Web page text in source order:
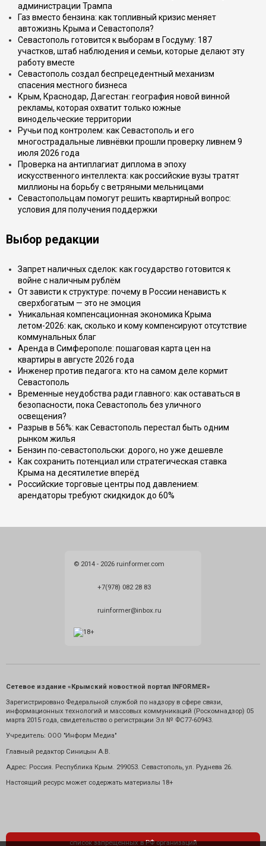
администрации Трампа
Газ вместо бензина: как топливный кризис меняет
автожизнь Крыма и Севастополя?
Севастополь готовится к выборам в Госдуму: 187
участков, штаб наблюдения и семьи, которые делают эту
работу вместе
Севастополь создал беспрецедентный механизм
спасения местного бизнеса
Крым, Краснодар, Дагестан: география новой винной
рекламы, которая охватит только южные
винодельческие территории
Ручьи под контролем: как Севастополь и его
многострадальные ливнёвки прошли проверку ливнем 9
июля 2026 года
Проверка на антиплагиат диплома в эпоху
искусственного интеллекта: как российские вузы тратят
миллионы на борьбу с ветряными мельницами
Севастопольцам помогут решить квартирный вопрос:
условия для получения поддержки
Выбор редакции
Запрет наличных сделок: как государство готовится к
войне с наличным рублём
От зависти к структуре: почему в России ненависть к
сверхбогатым — это не эмоция
Уникальная компенсационная экономика Крыма
летом-2026: как, сколько и кому компенсируют отсутствие
коммунальных благ
Аренда в Симферополе: пошаговая карта цен на
квартиры в августе 2026 года
Инженер против педагога: кто на самом деле кормит
Севастополь
Временные неудобства ради главного: как оставаться в
безопасности, пока Севастополь без уличного
освещения?
Разрыв в 56%: как Севастополь перестал быть одним
рынком жилья
Бензин по-севастопольски: дорого, но уже дешевле
Как сохранить потенциал или стратегическая ставка
Крыма на десятилетие вперёд
Российские торговые центры под давлением:
арендаторы требуют скидкидок до 60%
© 2014 - 2026 ruinformer.com
+7(978) 082 28 83
ruinformer@inbox.ru
Сетевое издание «Крымский новостной портал INFORMER»
Зарегистрировано Федеральной службой по надзору в сфере связи,
информационных технологий и массовых коммуникаций (Роскомнадзор) 05
марта 2015 года, свидетельство о регистрации Эл № ФС77-60943.
Учредитель: ООО "Информ Медиа"
Главный редактор Синицын А.В.
Адрес: Россия. Республика Крым. 299053. Севастополь, ул. Руднева 26.
Настоящий ресурс может содержать материалы 18+
список запрещенных в РФ организаций